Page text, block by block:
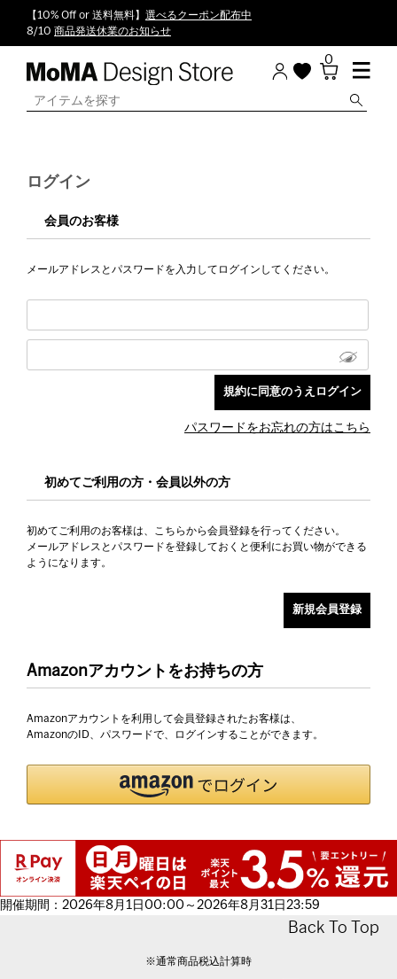
【10% Off or 送料無料】 選べるクーポン配布中
8/10 商品発送休業のお知らせ
0
ログイン
会員のお客様
メールアドレスとパスワードを入力してログインしてください。
パスワードをお忘れの方はこちら
初めてご利用の方・会員以外の方
初めてご利用のお客様は、こちらから会員登録を行ってください。
メールアドレスとパスワードを登録しておくと便利にお買い物ができる
ようになります。
Amazonアカウントをお持ちの方
Amazonアカウントを利用して会員登録されたお客様は、
AmazonのID、パスワードで、ログインすることができます。
開催期間：2026年8月1日00:00～2026年8月31日23:59
Back To Top
※通常商品税込計算時